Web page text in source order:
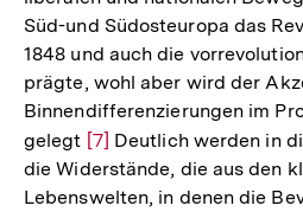
Süd-und Südosteuropa das
1848 und auch die
prägte, wohl aber wird der
Binnendifferenzierungen im
gelegt Zur
Auflösung
der
[7] Deutlich werden in
die Widerstände, die aus den
Lebenswelten, in denen die